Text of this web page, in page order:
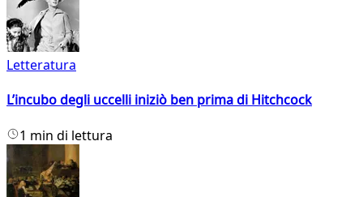
Letteratura
L’incubo degli uccelli iniziò ben prima di Hitchcock
1 min di lettura